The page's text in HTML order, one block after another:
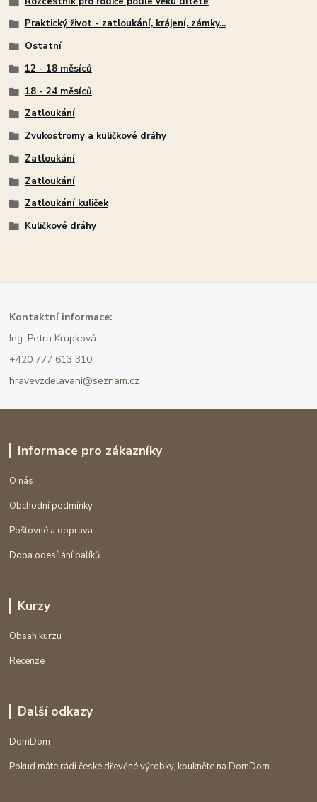
Praktický život - zatloukání, krájení, zámky...
Ostatní
12 - 18 měsíců
18 - 24 měsíců
Zatloukání
Zvukostromy a kuličkové dráhy
Zatloukání
Zatloukání
Zatloukání kuliček
Kuličkové dráhy
Kontaktní informace:
Ing. Petra Krupková
+420 777 613 310
hravevzdelavani@seznam.cz
Informace pro zákazníky
O nás
Obchodní podmínky
Poštovné a doprava
Doba odesílání balíků
Kurzy
Obsah kurzu
Recenze
Další odkazy
DomDom
Pokud máte rádi české dřevěné výrobky, koukněte na DomDom